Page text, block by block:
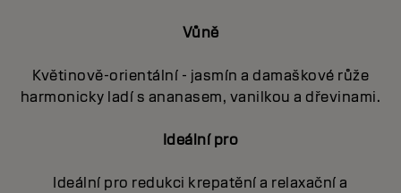
Vůně
Květinově-orientální - jasmín a damaškové růže
harmonicky ladí s ananasem, vanilkou a dřevinami.
Ideální pro
Ideální pro redukci krepatění a relaxační a